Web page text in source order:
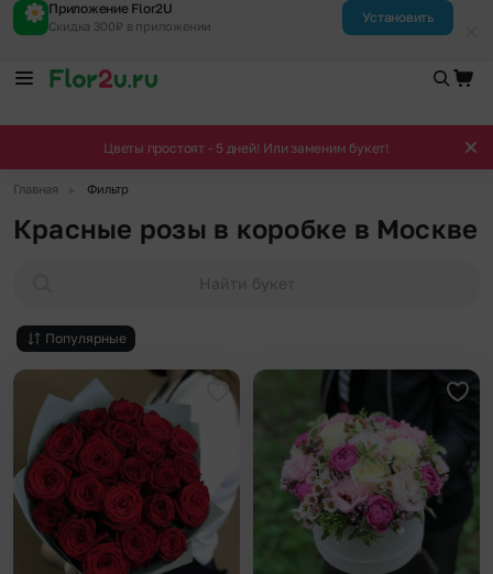
Приложение Flor2U
Скидка 300₽ в приложении
Установить
Цветы простоят - 5 дней! Или заменим букет!
Главная Фильтр
Красные розы в коробке в Москве
Найти букет
Популярные
Добавить в избранное